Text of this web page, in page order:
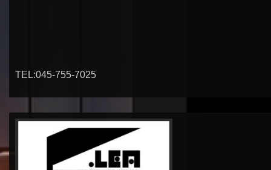
TEL:045-755-7025